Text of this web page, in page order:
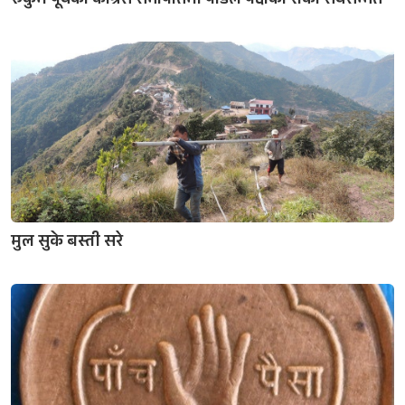
मुल सुके बस्ती सरे